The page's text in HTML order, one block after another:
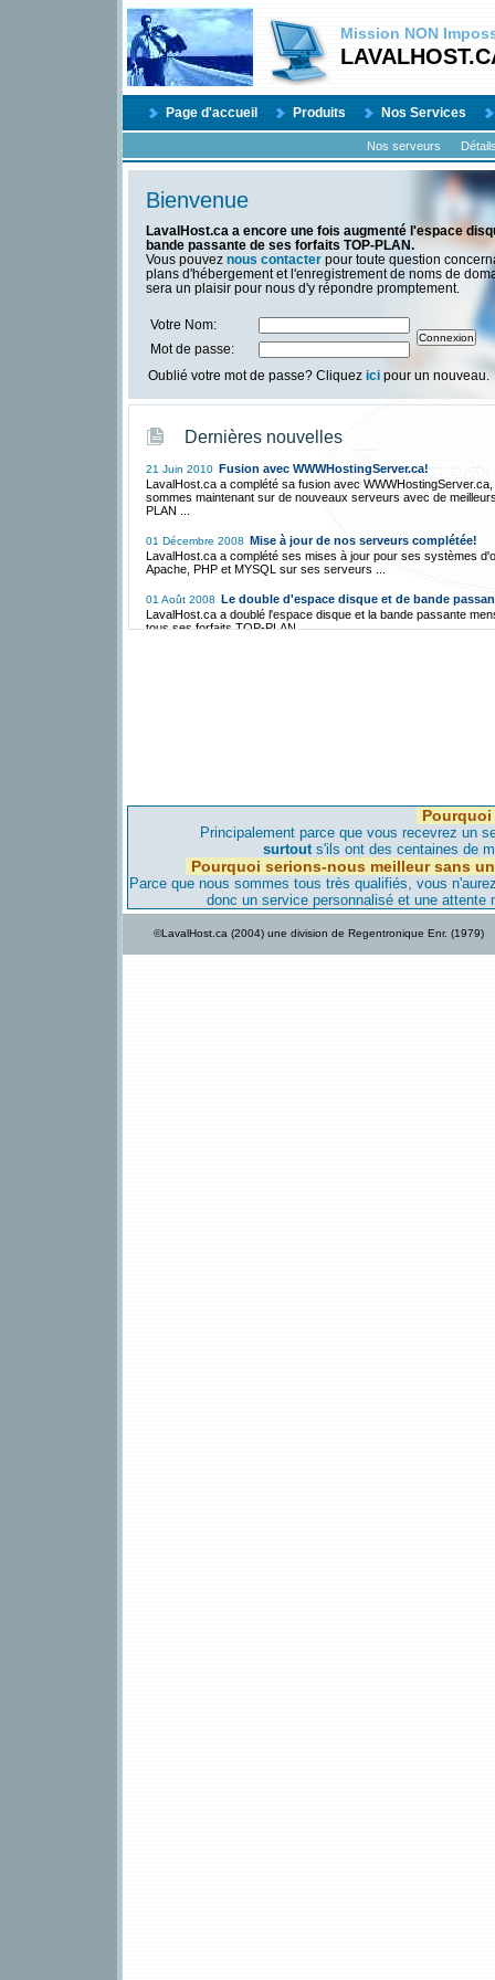
Mission NON
Page d'accueil Produits Nos Services
Nos serveurs
Bienvenue
LavalHost.ca a encore une fois augmenté l'espace
bande passante de ses forfaits TOP-PLAN.
Vous pouvez nous contacter pour toute question
plans d'hébergement et l'enregistrement de noms de
sera un plaisir pour nous d'y répondre promptement.
Votre Nom:
Mot de passe:
Oublié votre mot de passe? Cliquez ici pour un nouveau.
Dernières nouvelles
21 Juin 2010 Fusion avec WWWHostingServer.ca!
LavalHost.ca a complété sa fusion avec
sommes maintenant sur de nouveaux serveurs avec de
PLAN ...
01 Décembre 2008 Mise à jour de nos serveurs complétée!
LavalHost.ca a complété ses mises à jour pour ses systèmes
Apache, PHP et MYSQL sur ses serveurs ...
01 Août 2008 Le double d'espace disque et de bande
LavalHost.ca a doublé l'espace disque et la bande passante
tous ses forfaits TOP-PLAN ...
LavalHost.ca est déjà transféré vers notre serveur de Montréal,
aviserons nos clients avant de faire migrer leur site dans les
08 Avril 2007 Nouveau serveur maintenant à Montréal!
Pour améliorer, encore plus, notre qualité d'hébergement et
vitesse d'accès encore plus élevée nous avons un nouveau
Montréal...
support!
Principalement parce que vous recevrez un
surtouts'ils ont des centaines de
Pourquoi serions-nous meilleur sans
Parce que nous sommes tous très qualifiés, vous
donc un service personnalisé et une attente
©LavalHost.ca (2004) une division de Regentronique Enr. (1979)